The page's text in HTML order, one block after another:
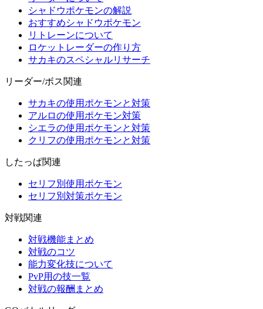
シャドウポケモンの解説
おすすめシャドウポケモン
リトレーンについて
ロケットレーダーの作り方
サカキのスペシャルリサーチ
リーダー/ボス関連
サカキの使用ポケモンと対策
アルロの使用ポケモン対策
シエラの使用ポケモンと対策
クリフの使用ポケモンと対策
したっぱ関連
セリフ別使用ポケモン
セリフ別対策ポケモン
対戦関連
対戦機能まとめ
対戦のコツ
能力変化技について
PvP用の技一覧
対戦の報酬まとめ